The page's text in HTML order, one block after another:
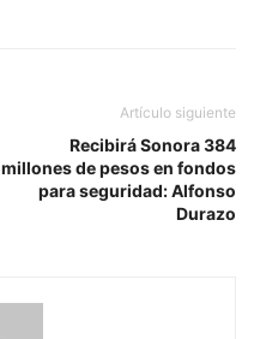
Artículo siguiente
Recibirá Sonora 384
millones de pesos en fondos
para seguridad: Alfonso
Durazo